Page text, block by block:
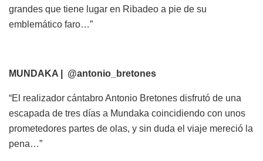
grandes que tiene lugar en Ribadeo a pie de su
emblemático faro…”
MUNDAKA | @antonio_bretones
“El realizador cántabro Antonio Bretones disfrutó de una
escapada de tres días a Mundaka coincidiendo con unos
prometedores partes de olas, y sin duda el viaje mereció la
pena…”